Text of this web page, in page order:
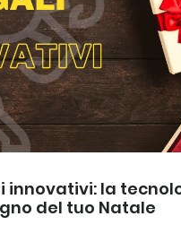
innovativi: la
del tuo Natale